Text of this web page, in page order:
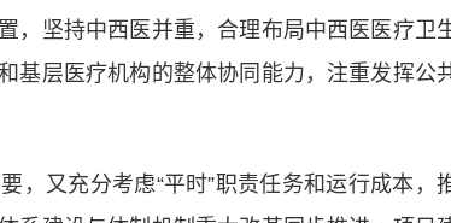
坚持中西医并重，合理布局中西医医疗卫
基层医疗机构的整体协同能力，注重发挥公
又充分考虑“平时”职责任务和运行成本，